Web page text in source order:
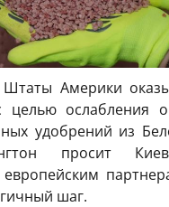
Америки
целью ослабления
удобрений из
просит
европейским
шаг.